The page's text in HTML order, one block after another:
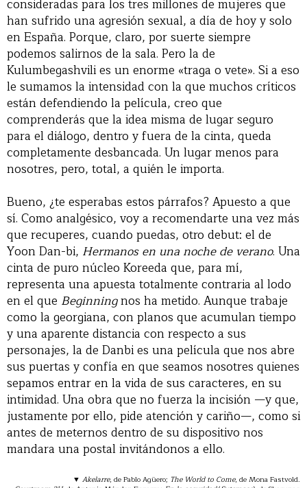
consideradas para los tres millones de mujeres que
han sufrido una agresión sexual, a día de hoy y solo
en España. Porque, claro, por suerte siempre
podemos salirnos de la sala. Pero la de
Kulumbegashvili es un enorme «traga o vete». Si a eso
le sumamos la intensidad con la que muchos críticos
están defendiendo la película, creo que
comprenderás que la idea misma de lugar seguro
para el diálogo, dentro y fuera de la cinta, queda
completamente desbancada. Un lugar menos para
nosotres, pero, total, a quién le importa.
Bueno, ¿te esperabas estos párrafos? Apuesto a que
sí. Como analgésico, voy a recomendarte una vez más
que recuperes, cuando puedas, otro debut: el de
Yoon Dan-bi, Hermanos en una noche de verano. Una
cinta de puro núcleo Koreeda que, para mí,
representa una apuesta totalmente contraria al lodo
en el que Beginningnos ha metido. Aunque trabaje
como la georgiana, con planos que acumulan tiempo
y una aparente distancia con respecto a sus
personajes, la de Danbi es una película que nos abre
sus puertas y confía en que seamos nosotres quienes
sepamos entrar en la vida de sus caracteres, en su
intimidad. Una obra que no fuerza la incisión —y que,
justamente por ello, pide atención y cariño—, como si
antes de meternos dentro de su dispositivo nos
mandara una postal invitándonos a ello.
▼ Akelarre, de Pablo Agüero; The World to Come, de Mona Fastvold.